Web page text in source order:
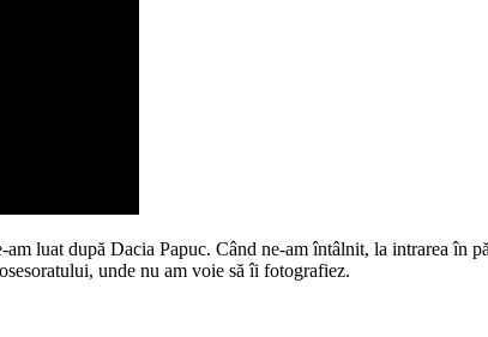
luat după Dacia Papuc. Când ne-am întâlnit, la intrarea în
unde nu am voie să îi fotografiez.